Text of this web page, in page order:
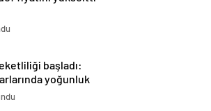
başladı:
yoğunluk